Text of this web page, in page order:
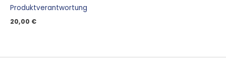
Produktverantwortung
20,00 €